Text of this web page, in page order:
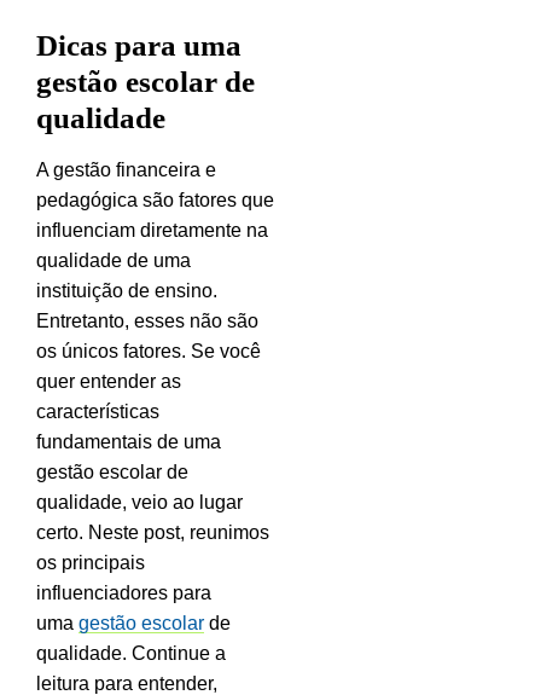
Dicas para uma
gestão escolar de
qualidade
A gestão financeira e
pedagógica são fatores que
influenciam diretamente na
qualidade de uma
instituição de ensino.
Entretanto, esses não são
os únicos fatores. Se você
quer entender as
características
fundamentais de uma
gestão escolar de
qualidade, veio ao lugar
certo. Neste post, reunimos
os principais
influenciadores para
uma gestão escolar de
qualidade. Continue a
leitura para entender,